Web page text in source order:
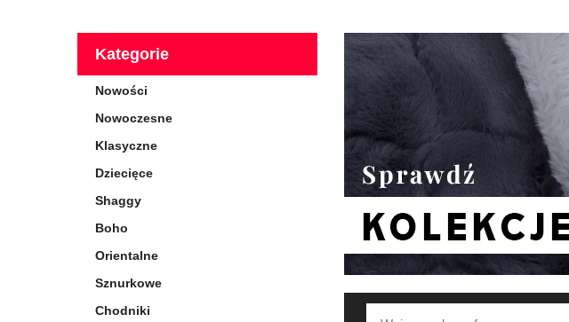
Kategorie
Nowości
Nowoczesne
Klasyczne
Dziecięce
Shaggy
Boho
Orientalne
Sznurkowe
Chodniki